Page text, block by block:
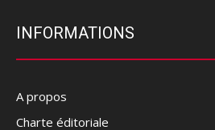
INFORMATIONS
A propos
Charte éditoriale